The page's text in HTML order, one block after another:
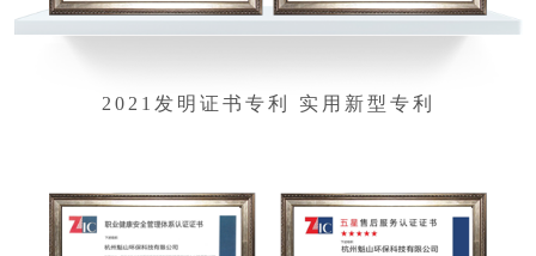
2021发明证书专利 实用新型专利